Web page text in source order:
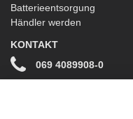
Batterieentsorgung
Händler werden
KONTAKT
069 4089908-0